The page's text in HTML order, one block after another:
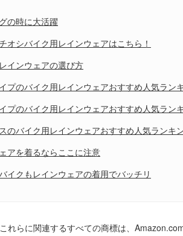
の時に大活躍
オシバイク用レインウェアはこちら！
インウェアの選び方
プのバイク用レインウェアおすすめ人気ラン
プのバイク用レインウェアおすすめ人気ラン
のバイク用レインウェアおすすめ人気ランキ
アを着るならここに注意
イクもレインウェアの着用でバッチリ
れらに関連するすべての商標は、